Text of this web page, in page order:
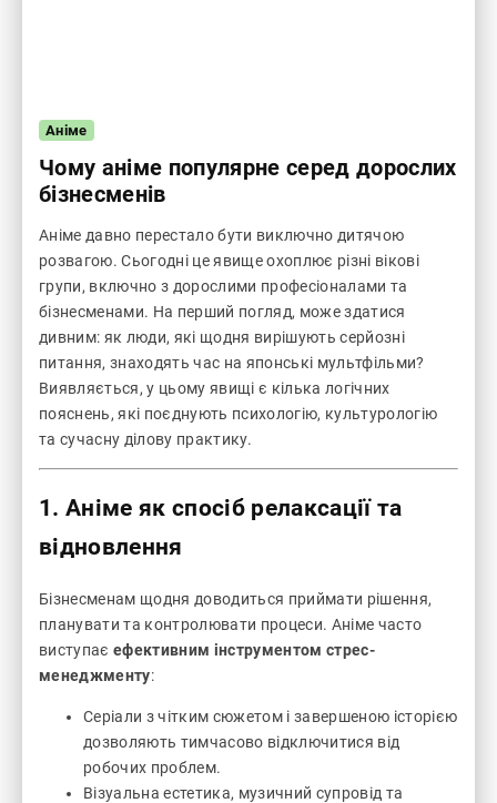
Аніме
Чому аніме популярне серед дорослих
бізнесменів
Аніме давно перестало бути виключно дитячою
розвагою. Сьогодні це явище охоплює різні вікові
групи, включно з дорослими професіоналами та
бізнесменами. На перший погляд, може здатися
дивним: як люди, які щодня вирішують серйозні
питання, знаходять час на японські мультфільми?
Виявляється, у цьому явищі є кілька логічних
пояснень, які поєднують психологію, культурологію
та сучасну ділову практику.
1. Аніме як спосіб релаксації та
відновлення
Бізнесменам щодня доводиться приймати рішення,
планувати та контролювати процеси. Аніме часто
виступає ефективним інструментом стрес-
менеджменту:
Серіали з чітким сюжетом і завершеною історією
дозволяють тимчасово відключитися від
робочих проблем.
Візуальна естетика, музичний супровід та